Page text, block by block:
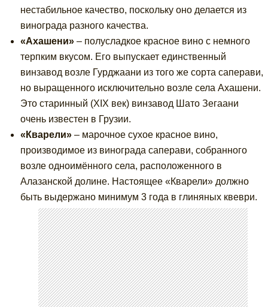
нестабильное качество, поскольку оно делается из
винограда разного качества.
«Ахашени» – полусладкое красное вино с немного
терпким вкусом. Его выпускает единственный
винзавод возле Гурджаани из того же сорта саперави,
но выращенного исключительно возле села Ахашени.
Это старинный (XIX век) винзавод Шато Зегаани
очень известен в Грузии.
«Кварели» – марочное сухое красное вино,
производимое из винограда саперави, собранного
возле одноимённого села, расположенного в
Алазанской долине. Настоящее «Кварели» должно
быть выдержано минимум 3 года в глиняных квеври.